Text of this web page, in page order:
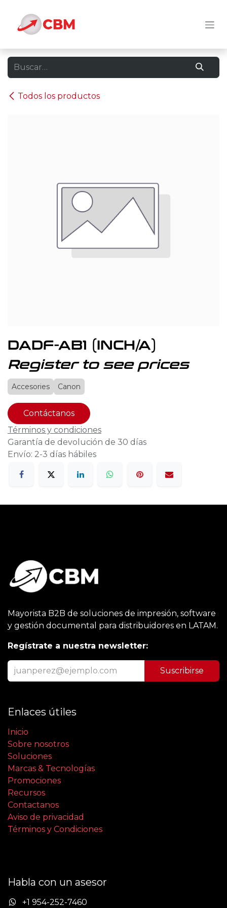
Todos los productos
DADF-AB1 (INCH/A)
Register to see prices
Accesories Canon
Contáctanos
Términos y condiciones
Garantía de devolución de 30 días
Envío: 2-3 días hábiles
Mayorista B2B de soluciones de impresión, software
y gestión documental para distribuidores en LATAM.
Regístrate a nuestra newsletter:
Suscribirse
Enlaces útiles
Inicio
Sobre nosotros
Soluciones
Marcas & Tecnologías
Promociones
Recursos
Contactanos
Aviso de privacidad
Términos y Condiciones
Habla con un asesor
+1 954-252-7460